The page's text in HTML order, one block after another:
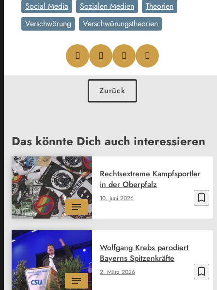
Social Media
Sozialen Medien
Theorien
Verschwörung
Verschwörungstheorien
Zurück
Das könnte Dich auch interessieren
bookmark_border
10. Juni 2026
Rechtsextreme Kampfsportler
in der Oberpfalz
bookmark_border
2. März 2026
Wolfgang Krebs parodiert
Bayerns Spitzenkräfte